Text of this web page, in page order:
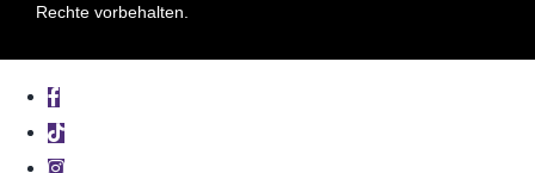
Rechte vorbehalten.